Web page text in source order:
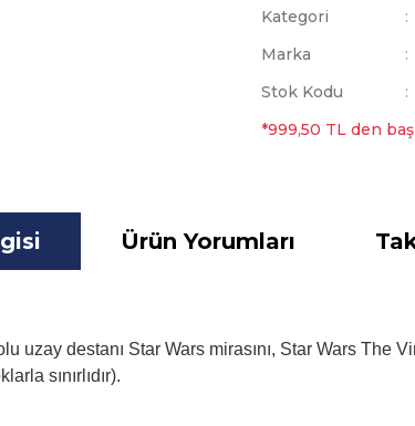
Kategori
Marka
Stok Kodu
*999,50 TL den
Ürün Yorumları
destanı Star Wars mirasını, Star Wars The
sınırlıdır).